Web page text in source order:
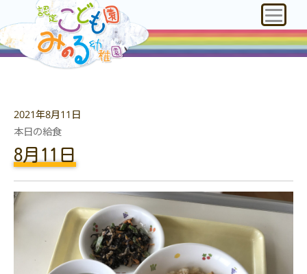
2021年8月11日
本日の給食
8月11日